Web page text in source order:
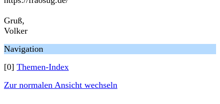
Gruß,
Volker
Navigation
[0] Themen-Index
Zur normalen Ansicht wechseln